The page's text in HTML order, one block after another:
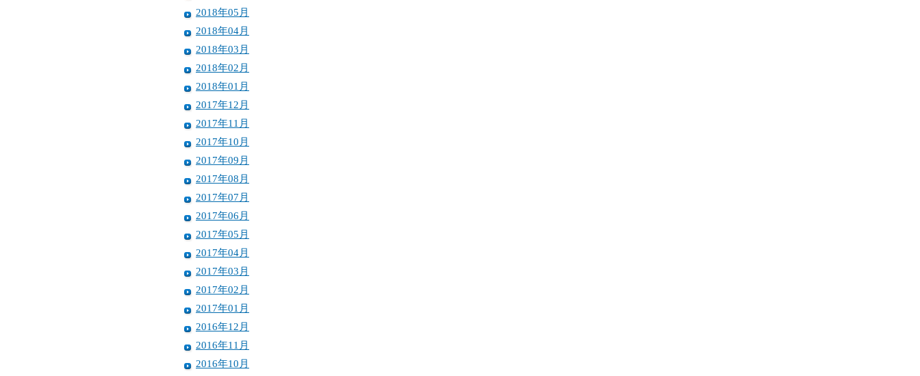
2018年05月
2018年04月
2018年03月
2018年02月
2018年01月
2017年12月
2017年11月
2017年10月
2017年09月
2017年08月
2017年07月
2017年06月
2017年05月
2017年04月
2017年03月
2017年02月
2017年01月
2016年12月
2016年11月
2016年10月